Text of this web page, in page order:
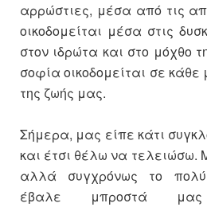
αρρώστιες, μέσα από τις
οικοδομείται μέσα στις
στον ιδρώτα και στο μόχθο
σοφία οικοδομείται σε
της ζωής μας.
Σήμερα, μας είπε κάτι
και έτσι θέλω να τελειώσω.
αλλά συγχρόνως το πολύ
έβαλε μπροστά